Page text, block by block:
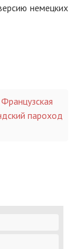
немецких
пароход